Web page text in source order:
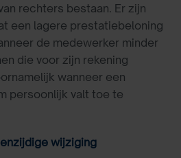
rechters bestaan. Er zijn
een lagere prestatiebeloning
de medewerker minder
die voor zijn rekening
wanneer een
persoonlijk valt toe te
wijziging